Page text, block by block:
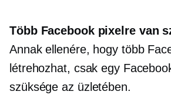
Több Facebook pixelre van
Annak ellenére, hogy több
létrehozhat, csak egy
szüksége az üzletében.